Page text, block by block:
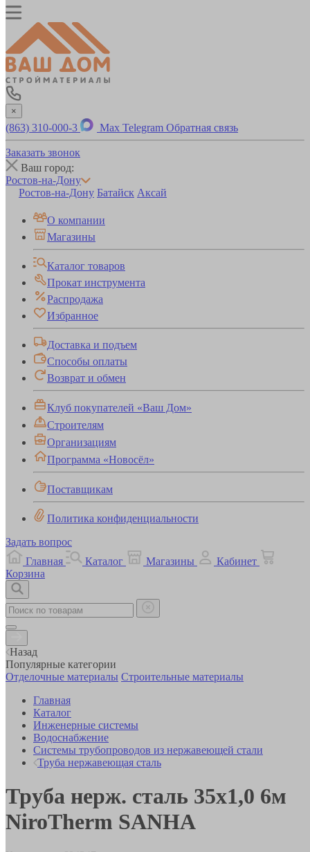
×
(863) 310-000-3 Max Telegram Обратная связь
Заказать звонок
Ваш город:
Ростов-на-Дону
Ростов-на-Дону Батайск Аксай
О компании
Магазины
Каталог товаров
Прокат инструмента
Распродажа
Избранное
Доставка и подъем
Способы оплаты
Возврат и обмен
Клуб покупателей «Ваш Дом»
Строителям
Организациям
Программа «Новосёл»
Поставщикам
Политика конфиденциальности
Задать вопрос
Главная
Каталог Магазины
Кабинет
Корзина
Назад
Популярные категории
Отделочные материалы Строительные материалы
Главная
Каталог
Инженерные системы
Водоснабжение
Системы трубопроводов из нержавеющей стали
Труба нержавеющая сталь
Труба нерж. сталь 35x1,0 6м
NiroTherm SANHA